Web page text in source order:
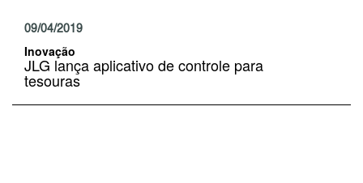
09/04/2019
Inovação
JLG lança aplicativo de controle para
tesouras